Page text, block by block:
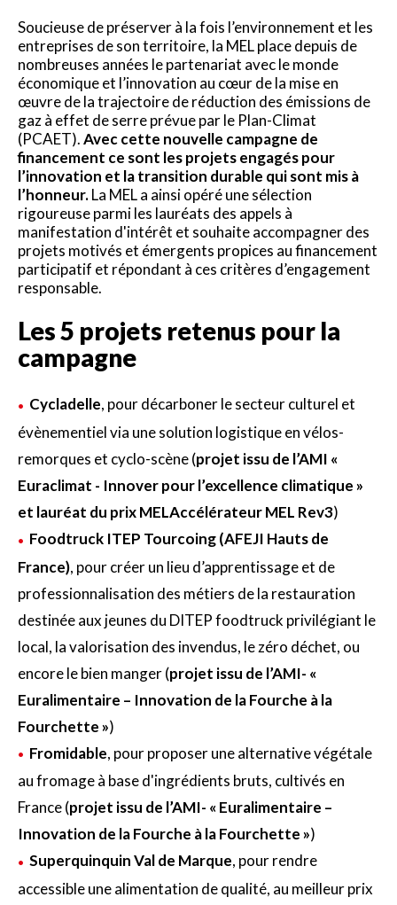
Soucieuse de préserver à la fois l’environnement et les
entreprises de son territoire, la MEL place depuis de
nombreuses années le partenariat avec le monde
économique et l’innovation au cœur de la mise en
œuvre de la trajectoire de réduction des émissions de
gaz à effet de serre prévue par le Plan-Climat
(PCAET).Avec cette nouvelle campagne de
financement ce sont les projets engagés pour
l’innovation et la transition durable qui sont mis à
l’honneur.La MEL a ainsi opéré une sélection
rigoureuse parmi les lauréats des appels à
manifestation d'intérêt et souhaite accompagner des
projets motivés et émergents propices au financement
participatif et répondant à ces critères d’engagement
responsable.
Les 5 projets retenus pour la
campagne
Cycladelle, pour décarboner le secteur culturel et
évènementiel via une solution logistique en vélos-
remorques et cyclo-scène (projet issu de l’AMI «
Euraclimat - Innover pour l’excellence climatique »
et lauréat du prix MELAccélérateur MEL Rev3)
Foodtruck ITEP Tourcoing (AFEJI Hauts de
France), pour créer un lieu d’apprentissage et de
professionnalisation des métiers de la restauration
destinée aux jeunes du DITEP foodtruck privilégiant le
local, la valorisation des invendus, le zéro déchet, ou
encore le bien manger (projet issu de l’AMI- «
Euralimentaire – Innovation de la Fourche à la
Fourchette »)
Fromidable, pour proposer une alternative végétale
au fromage à base d'ingrédients bruts, cultivés en
France (projet issu de l’AMI- « Euralimentaire –
Innovation de la Fourche à la Fourchette »)
Superquinquin Val de Marque, pour rendre
accessible une alimentation de qualité, au meilleur prix